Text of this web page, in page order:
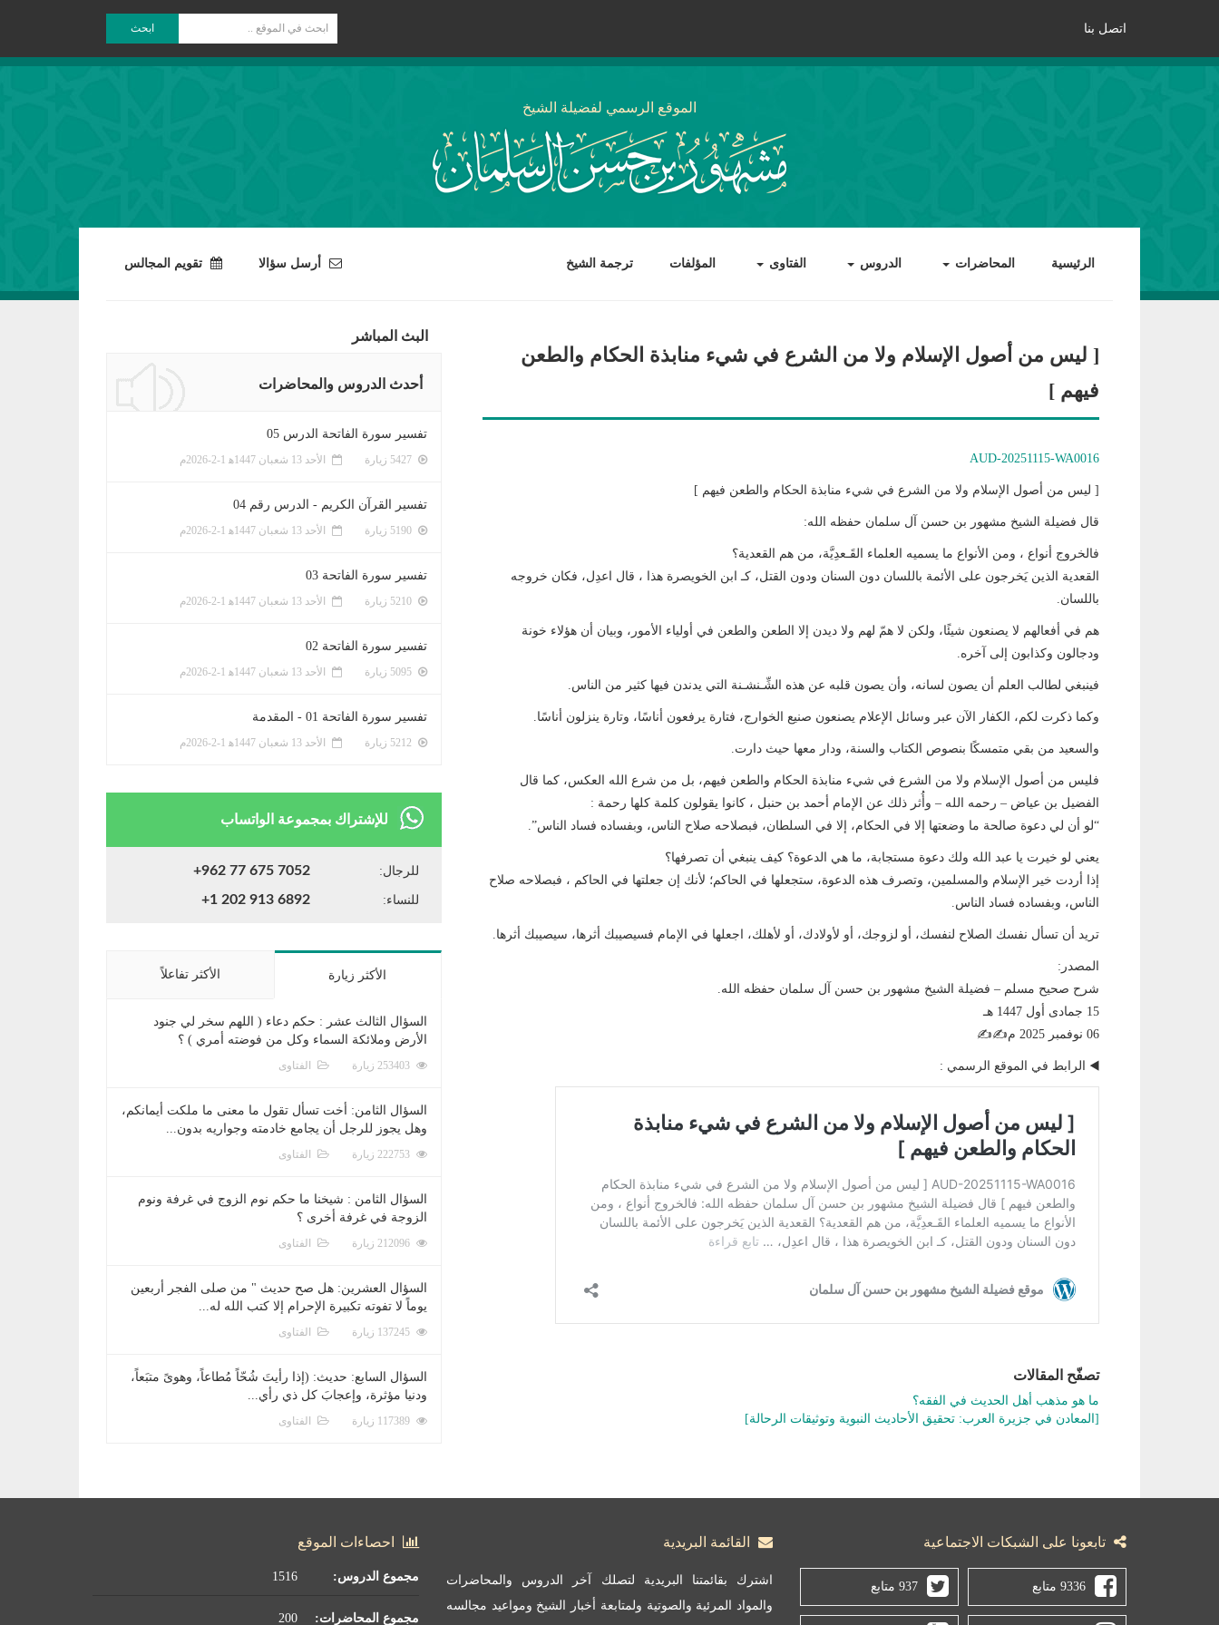
اتصل بنا ابحث
الموقع الرسمي لفضيلة الشيخ
الرئيسية المحاضرات الدروس الفتاوى المؤلفات ترجمة الشيخ أرسل سؤالا تقويم المجالس
[ ليس من أصول الإسلام ولا من الشرع في شيء منابذة الحكام والطعن
فيهم ]
AUD-20251115-WA0016
[ ليس من أصول الإسلام ولا من الشرع في شيء منابذة الحكام والطعن فيهم ]
قال فضيلة الشيخ مشهور بن حسن آل سلمان حفظه الله:
فالخروج أنواع ، ومن الأنواع ما يسميه العلماء القَـعدِيَّة، من هم القعدية؟
القعدية الذين يَخرجون على الأئمة باللسان دون السنان ودون القتل، كـ ابن الخويصرة هذا ، قال اعدِل، فكان خروجه
باللسان.
هم في أفعالهم لا يصنعون شيئًا، ولكن لا همّ لهم ولا ديدن إلا الطعن والطعن في أولياء الأمور، وبيان أن هؤلاء خونة
ودجالون وكذابون إلى آخره.
فينبغي لطالب العلم أن يصون لسانه، وأن يصون قلبه عن هذه الشِّـنشـنة التي يدندن فيها كثير من الناس.
وكما ذكرت لكم، الكفار الآن عبر وسائل الإعلام يصنعون صنيع الخوارج، فتارة يرفعون أناسًا، وتارة ينزلون أناسًا.
والسعيد من بقي متمسكًا بنصوص الكتاب والسنة، ودار معها حيث دارت.
فليس من أصول الإسلام ولا من الشرع في شيء منابذة الحكام والطعن فيهم، بل من شرع الله العكس، كما قال
الفضيل بن عياض – رحمه الله – وأُثر ذلك عن الإمام أحمد بن حنبل ، كانوا يقولون كلمة كلها رحمة :
“لو أن لي دعوة صالحة ما وضعتها إلا في الحكام، إلا في السلطان، فبصلاحه صلاح الناس، وبفساده فساد الناس”.
يعني لو خيرت يا عبد الله ولك دعوة مستجابة، ما هي الدعوة؟ كيف ينبغي أن تصرفها؟
إذا أردت خير الإسلام والمسلمين، وتصرف هذه الدعوة، ستجعلها في الحاكم؛ لأنك إن جعلتها في الحاكم ، فبصلاحه صلاح
الناس، وبفساده فساد الناس.
تريد أن تسأل نفسك الصلاح لنفسك، أو لزوجك، أو لأولادك، أو لأهلك، اجعلها في الإمام فسيصيبك أثرها، سيصيبك أثرها.
المصدر:
شرح صحيح مسلم – فضيلة الشيخ مشهور بن حسن آل سلمان حفظه الله.
15 جمادى أول 1447 هـ
06 نوفمبر 2025 م✍️✍️
◀️ الرابط في الموقع الرسمي :
تصفّح المقالات
ما هو مذهب أهل الحديث في الفقه؟
[المعادن في جزيرة العرب: تحقيق الأحاديث النبوية وتوثيقات الرحالة]
البث المباشر
أحدث الدروس والمحاضرات
تفسير سورة الفاتحة الدرس 05
الأحد 13 شعبان 1447ﻫ 1-2-2026م
تفسير القرآن الكريم - الدرس رقم 04
الأحد 13 شعبان 1447ﻫ 1-2-2026م
تفسير سورة الفاتحة 03
الأحد 13 شعبان 1447ﻫ 1-2-2026م
تفسير سورة الفاتحة 02
الأحد 13 شعبان 1447ﻫ 1-2-2026م
تفسير سورة الفاتحة 01 - المقدمة
الأحد 13 شعبان 1447ﻫ 1-2-2026م
للإشتراك بمجموعة الواتساب
للرجال: +962 77 675 7052
للنساء: +1 202 913 6892
الأكثر زيارة الأكثر تفاعلاً
السؤال الثالث عشر : حكم دعاء ( اللهم سخر لي جنود
الأرض وملائكة السماء وكل من فوضته أمري ) ؟
الفتاوى
السؤال الثامن: أخت تسأل تقول ما معنى ما ملكت أيمانكم،
وهل يجوز للرجل أن يجامع خادمته وجواريه بدون...
الفتاوى
السؤال الثامن : شيخنا ما حكم نوم الزوج في غرفة ونوم
الزوجة في غرفة أخرى ؟
الفتاوى
السؤال العشرين: هل صح حديث " من صلى الفجر أربعين
يوماً لا تفوته تكبيرة الإحرام إلا كتب الله له...
الفتاوى
السؤال السابع: حديث: (إذا رأيتَ شُحّاً مُطاعاً، وهوىً متبَعاً،
ودنيا مؤثرة، وإعجابَ كل ذي رأي...
الفتاوى
تابعونا على الشبكات الاجتماعية
9336 متابع 937 متابع
القائمة البريدية
اشترك بقائمتنا البريدية لتصلك آخر الدروس والمحاضرات
والمواد المرئية والصوتية ولمتابعة أخبار الشيخ ومواعيد مجالسه
احصاءات الموقع
مجموع الدروس:
مجموع المحاضرات: